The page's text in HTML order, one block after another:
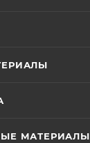
МАТЕРИАЛЫ